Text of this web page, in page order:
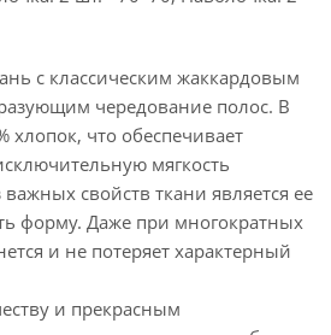
с классическим жаккардовым
чередование полос. В
хлопок, что обеспечивает
мягкость
свойств ткани является ее
форму. Даже при многократных
и не потеряет характерный
и прекрасным